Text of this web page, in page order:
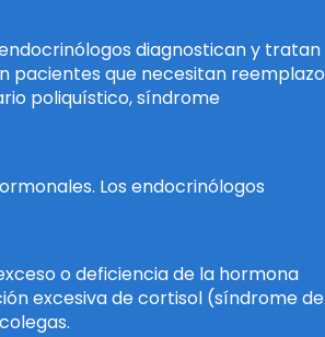
diagnostican y tratan
pacientes que necesitan reemplazo
poliquístico, síndrome
Los endocrinólogos
o deficiencia de la hormona
excesiva de cortisol (síndrome de